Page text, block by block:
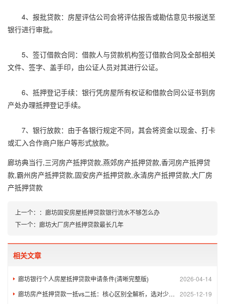
4、报批贷款：房屋评估公司会将评估报告或勘估意见书报送至
银行进行审批。
5、签订借款合同：借款人与贷款机构签订借款合同及全部相关
文件、签字、盖手印，由公证人员对其进行公证。
6、抵押登记手续：银行凭房屋所有权证和借款合同公证书到房
产处办理抵押登记手续。
7、银行放款：由于各银行规定不同，其会将资金以现金、打卡
或汇入合作商户账户等形式放款。
廊坊典当行,三河房产抵押贷款,燕郊房产抵押贷款,香河房产抵押贷
款,霸州房产抵押贷款,固安房产抵押贷款,永清房产抵押贷款,大厂房
产抵押贷款
上一个： ： 廊坊固安房屋抵押贷款银行流水不够怎么办
下一个： 廊坊大厂房产抵押贷款最长几年
相关文章
2026-04-14
廊坊银行个人房屋抵押贷款申请条件(清晰完整版)
2025-12-19
廊坊房产抵押贷款一抵vs二抵：核心区别全解析，选对少花冤枉钱